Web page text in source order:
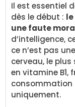
Il est essentiel
dès le début :
une faute
d’intelligence,
ce n’est pas
cerveau, le
en vitamine B1,
consommation
uniquement.